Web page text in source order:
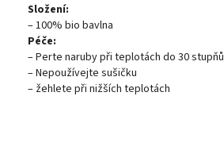
Složení:
– 100% bio bavlna
Péče:
– Perte naruby při teplotách do 30 stupňů
– Nepoužívejte sušičku
– žehlete při nižších teplotách